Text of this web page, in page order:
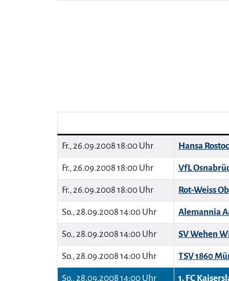
Fr., 26.09.2008 18:00 Uhr Hansa
Fr., 26.09.2008 18:00 Uhr VfL
Fr., 26.09.2008 18:00 Uhr Rot-Weiss
So., 28.09.2008 14:00 Uhr Alemannia
So., 28.09.2008 14:00 Uhr SV Wehen
So., 28.09.2008 14:00 Uhr TSV 1860
So., 28.09.2008 14:00 Uhr 1. FC